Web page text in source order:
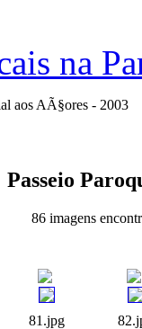
na
aos AÃ§ores - 2003
Passeio
86 imagens
81.jpg